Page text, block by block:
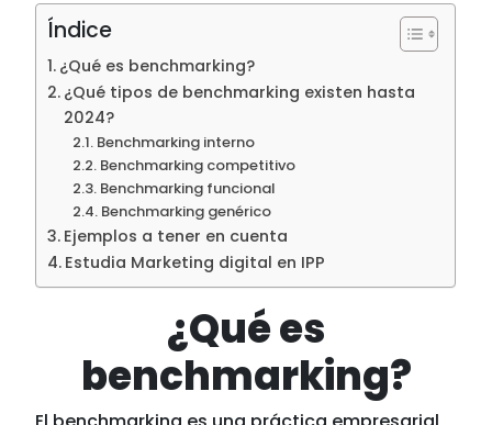
Índice
¿Qué es benchmarking?
¿Qué tipos de benchmarking existen hasta
2024?
Benchmarking interno
Benchmarking competitivo
Benchmarking funcional
Benchmarking genérico
Ejemplos a tener en cuenta
Estudia Marketing digital en IPP
¿Qué es
benchmarking?